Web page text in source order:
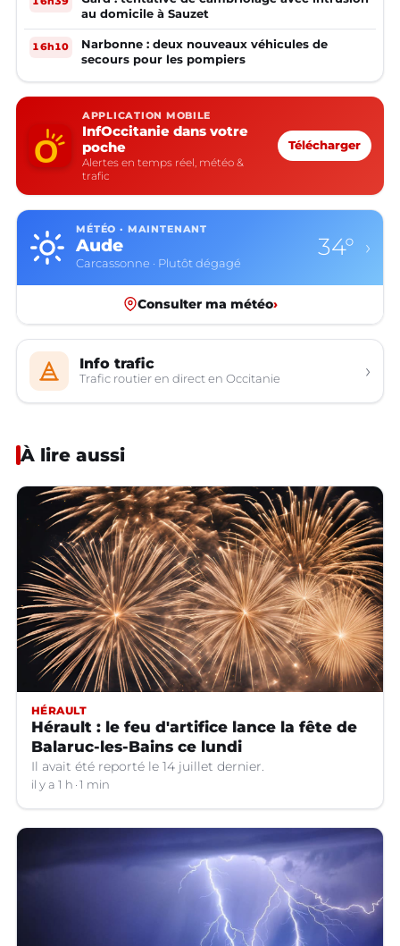
au domicile à Sauzet
16h10
Narbonne : deux nouveaux véhicules de
secours pour les pompiers
APPLICATION MOBILE
InfOccitanie dans votre
poche
Alertes en temps réel, météo &
trafic
Télécharger
MÉTÉO · MAINTENANT
Aude
Carcassonne · Plutôt dégagé
34° ›
Consulter ma météo›
Info trafic
Trafic routier en direct en Occitanie ›
À lire aussi
HÉRAULT
Hérault : le feu d'artifice lance la fête de
Balaruc-les-Bains ce lundi
Il avait été reporté le 14 juillet dernier.
il y a 1 h 1 min